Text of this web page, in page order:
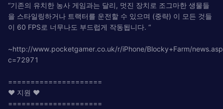
“기존의 유치한 농사 게임과는 달리, 멋진 장치로 조그마한 생물들
을 스타일링하거나 트랙터를 운전할 수 있으며 (중략) 이 모든 것들
이 60 FPS로 너무나도 부드럽게 작동됩니다. “
~http://www.pocketgamer.co.uk/r/iPhone/Blocky+Farm/
c=72971
=====================
❤ 지원 ❤
=====================